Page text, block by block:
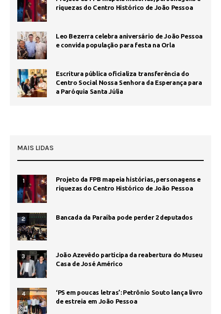
riquezas do Centro Histórico de João Pessoa
Leo Bezerra celebra aniversário de João Pessoa
e convida população para festa na Orla
Escritura pública oficializa transferência do
Centro Social Nossa Senhora da Esperança para
a Paróquia Santa Júlia
MAIS LIDAS
1
Projeto da FPB mapeia histórias, personagens e
riquezas do Centro Histórico de João Pessoa
2 Bancada da Paraíba pode perder 2 deputados
3
João Azevêdo participa da reabertura do Museu
Casa de José Américo
4
‘PS em poucas letras’: Petrônio Souto lança livro
de estreia em João Pessoa